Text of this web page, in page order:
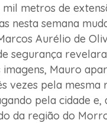
metros de
nesta semana
Aurélio de
segurança
Mauro
vezes pela mesma
pela cidade
da região do